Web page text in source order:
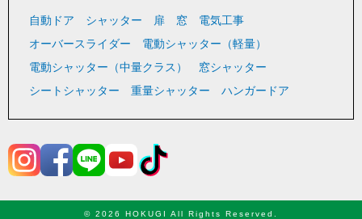
自動ドア シャッター 扉 窓
電気工事
オーバースライダー
電動シャッター（軽量）
電動シャッター（中量クラス）
窓シャッター
シートシャッター
重量シャッター ハンガードア
© 2026 HOKUGI All Rights Reserved.